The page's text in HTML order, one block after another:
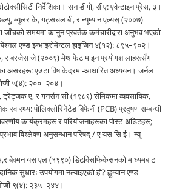
निर्देशिका। सन डीगो, सीए: एवेन्टाइन प्रेस, ३।
म्युलर के, गट्सचल बी, र न्यूम्यान एल्यस् (२००७)
जाँचको समयमा कानुन प्रवर्तक कर्मचारीद्वारा अनुभव भएको
एण्ड इन्भाइरोमेन्टल हाइजिन ४(१२): ८९५–९०२।
र बरजेस जे (२००९) मेथाफेटामाइन प्रयोगशालाहरूसँग
असरहरू: एउटा विष केद्रमा-आधारित अध्ययन। जर्नल
५(४): २००–२०४।
ए, र गनर्सन सी (१९८९) सेमिकमा व्यवसायिक,
स्वास्थ्य: पोलिक्लोरिनेटेड बिफेनी (PCB) प्रदुषण सम्बन्धी
कार्यक्रमहरू र परियोजनाहरूका पोस्ट-अडिटहरू;
प्रभाव विश्लेषण अनुसन्धान परिषद् / ए यस सि ई। न्यू
बेक्मन यस एल (१९९०) डिटक्सिफिकेसनको माध्यमबाट
सुधारः उपयोगमा नल्याइएको हो? ह्वुम्यान एण्ड
९(४): २३५–२४४।